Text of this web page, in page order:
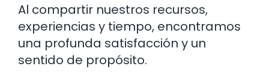
Al compartir nuestros recursos,
experiencias y tiempo, encontramos
una profunda satisfacción y un
sentido de propósito.